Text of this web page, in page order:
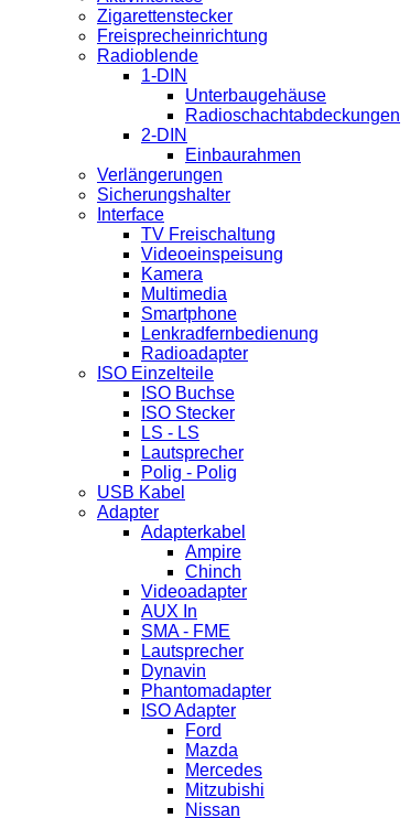
Zigarettenstecker
Freisprecheinrichtung
Radioblende
1-DIN
Unterbaugehäuse
Radioschachtabdeckungen
2-DIN
Einbaurahmen
Verlängerungen
Sicherungshalter
Interface
TV Freischaltung
Videoeinspeisung
Kamera
Multimedia
Smartphone
Lenkradfernbedienung
Radioadapter
ISO Einzelteile
ISO Buchse
ISO Stecker
LS - LS
Lautsprecher
Polig - Polig
USB Kabel
Adapter
Adapterkabel
Ampire
Chinch
Videoadapter
AUX In
SMA - FME
Lautsprecher
Dynavin
Phantomadapter
ISO Adapter
Ford
Mazda
Mercedes
Mitzubishi
Nissan